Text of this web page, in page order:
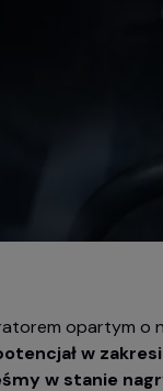
opartym o
w
w stanie